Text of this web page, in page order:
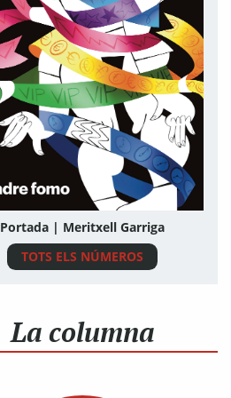
Portada | Meritxell Garriga
TOTS ELS NÚMEROS
La columna